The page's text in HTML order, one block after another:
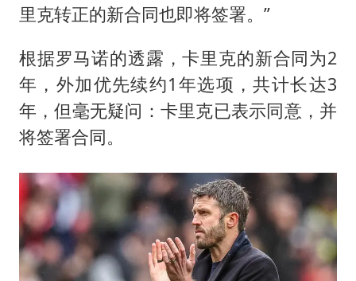
里克转正的新合同也即将签署。”
根据罗马诺的透露，卡里克的新合同为2
年，外加优先续约1年选项，共计长达3
年，但毫无疑问：卡里克已表示同意，并
将签署合同。